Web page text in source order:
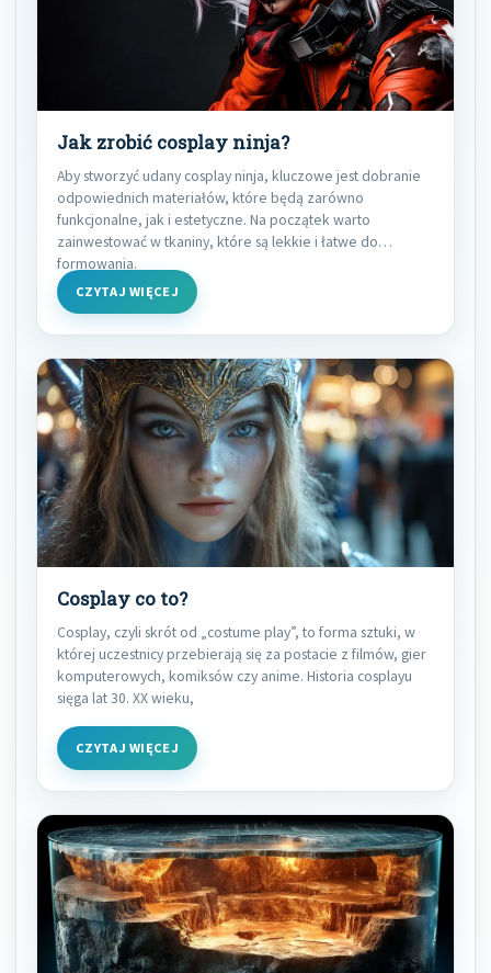
Jak zrobić cosplay ninja?
Aby stworzyć udany cosplay ninja, kluczowe jest dobranie
odpowiednich materiałów, które będą zarówno
funkcjonalne, jak i estetyczne. Na początek warto
zainwestować w tkaniny, które są lekkie i łatwe do
formowania.
CZYTAJ WIĘCEJ
Cosplay co to?
Cosplay, czyli skrót od „costume play”, to forma sztuki, w
której uczestnicy przebierają się za postacie z filmów, gier
komputerowych, komiksów czy anime. Historia cosplayu
sięga lat 30. XX wieku,
CZYTAJ WIĘCEJ